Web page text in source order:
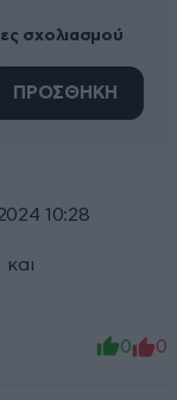
σχολιασμού
ΠΡΟΣΘΗΚΗ
10:28
0 0